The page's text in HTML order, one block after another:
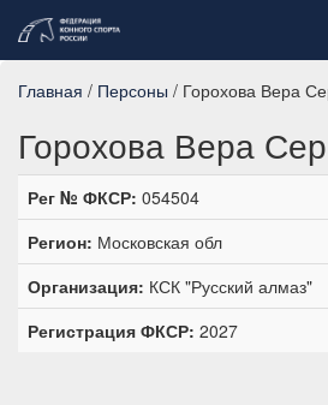
Главная / Персоны / Горохова Вера
Горохова Вера
Рег № ФКСР: 054504
Регион: Московская обл
Организация: КСК "Русский алмаз"
Регистрация ФКСР: 2027